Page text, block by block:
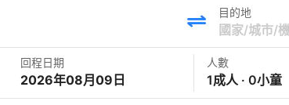
目的地
回程日期
2026年08月09日
人數
1成人 · 0小童